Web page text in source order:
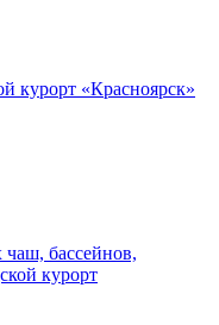
курорт «Красноярск»
бассейнов,
курорт